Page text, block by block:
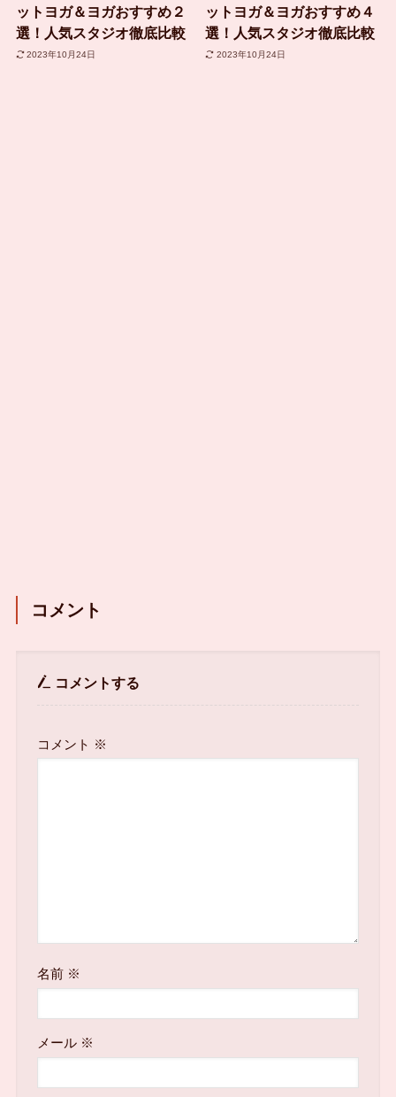
ットヨガ＆ヨガおすすめ２
選！人気スタジオ徹底比較
2023年10月24日
ットヨガ＆ヨガおすすめ４
選！人気スタジオ徹底比較
2023年10月24日
コメント
コメントする
コメント ※
名前 ※
メール ※